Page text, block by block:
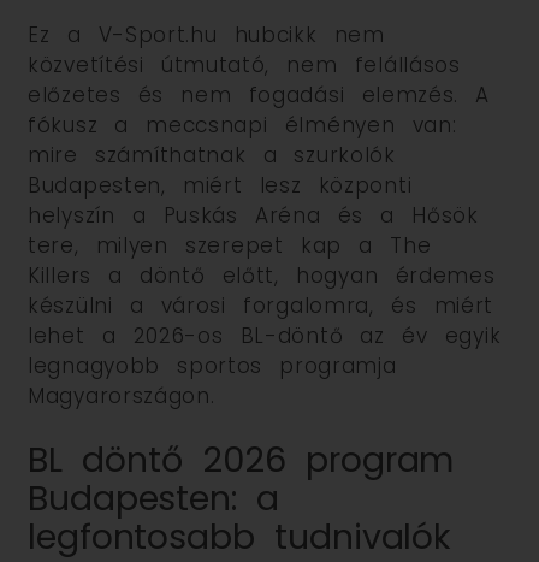
Ez a V-Sport.hu hubcikk nem
közvetítési útmutató, nem felállásos
előzetes és nem fogadási elemzés. A
fókusz a meccsnapi élményen van:
mire számíthatnak a szurkolók
Budapesten, miért lesz központi
helyszín a Puskás Aréna és a Hősök
tere, milyen szerepet kap a The
Killers a döntő előtt, hogyan érdemes
készülni a városi forgalomra, és miért
lehet a 2026-os BL-döntő az év egyik
legnagyobb sportos programja
Magyarországon.
BL döntő 2026 program
Budapesten: a
legfontosabb tudnivalók